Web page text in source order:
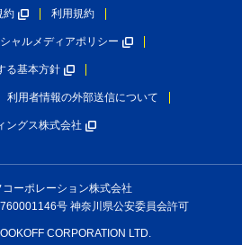
約 利用規約
ャルメディアポリシー
る基本方針
利用者情報の外部送信について
ングス株式会社
コーポレーション株式会社
号 神奈川県公安委員会許可
CORPORATION LTD.